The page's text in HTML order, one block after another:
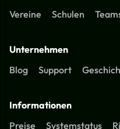
Vereine
Schulen
Unternehmen
Blog
Support
Informationen
Preise
Systemstatus